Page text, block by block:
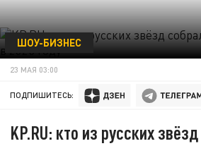
ШОУ-БИЗНЕС
23 МАЯ 03:00
ПОДПИШИТЕСЬ:
KP.RU: кто из русских